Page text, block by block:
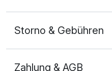
Storno & Gebühren
Zahlung & AGB